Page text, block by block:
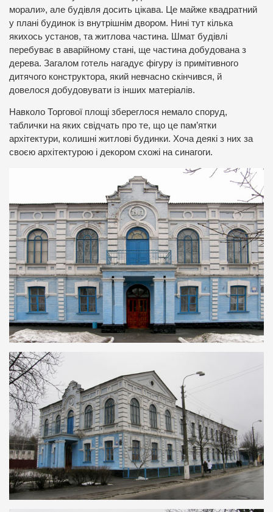
морали», але будівля досить цікава. Це майже квадратний
у плані будинок із внутрішнім двором. Нині тут кілька
якихось установ, та житлова частина. Шмат будівлі
перебуває в аварійному стані, ще частина добудована з
дерева. Загалом готель нагадує фігуру із примітивного
дитячого конструктора, який невчасно скінчився, й
довелося добудовувати із інших матеріалів.
Навколо Торгової площі збереглося немало споруд,
таблички на яких свідчать про те, що це пам’ятки
архітектури, колишні житлові будинки. Хоча деякі з них за
своєю архітектурою і декором схожі на синагоги.